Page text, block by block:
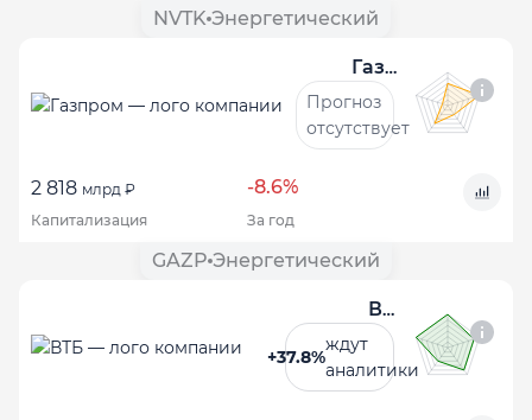
NVTK Энергетический
Газпром
Прогноз
отсутствует
2 818 млрд ₽ -8.6%
Капитализация За год
GAZP Энергетический
ВТБ
+37.8%
ждут
аналитики